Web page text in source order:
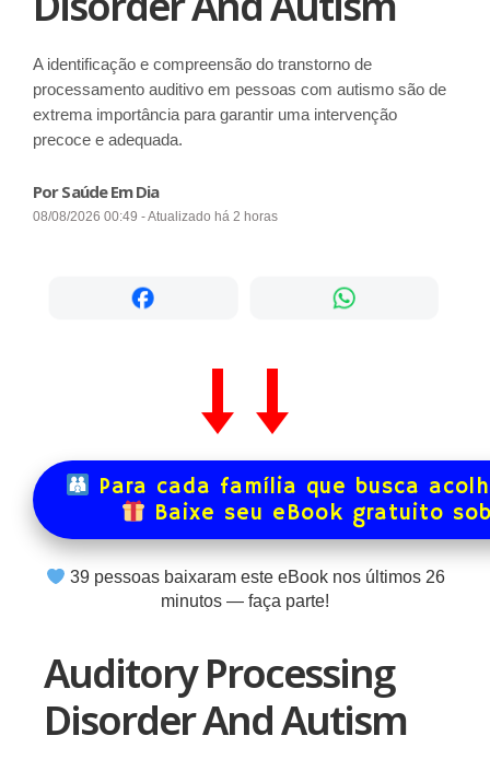
A identificação e compreensão do transtorno de
processamento auditivo em pessoas com autismo são de
extrema importância para garantir uma intervenção
precoce e adequada.
Por Saúde Em Dia
08/08/2026 00:49 - Atualizado há 2 horas
Para cada família que busca
Baixe seu eBook gratuito
39pessoas baixaram este eBook nos últimos 26
minutos — faça parte!
Auditory Processing
Disorder And Autism